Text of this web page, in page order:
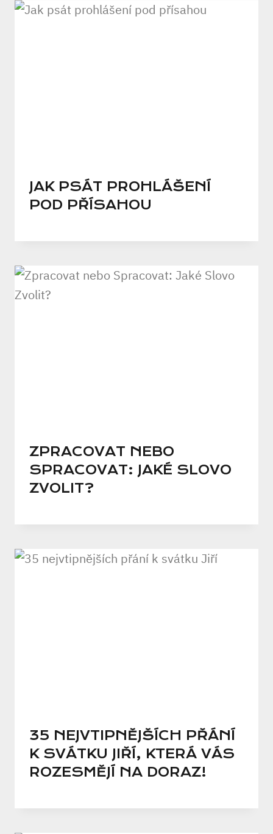
JAK PSÁT PROHLÁŠENÍ
POD PŘÍSAHOU
ZPRACOVAT NEBO
SPRACOVAT: JAKÉ SLOVO
ZVOLIT?
35 NEJVTIPNĚJŠÍCH PŘÁNÍ
K SVÁTKU JIŘÍ, KTERÁ VÁS
ROZESMĚJÍ NA DORAZ!